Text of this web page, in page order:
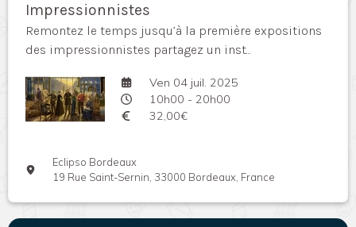
Impressionnistes
Remontez le temps jusqu’à la première expositions
des impressionnistes partagez un inst...
Ven 04 juil. 2025
10h00 - 20h00
32,00€
Eclipso Bordeaux
19 Rue Saint-Sernin, 33000 Bordeaux, France